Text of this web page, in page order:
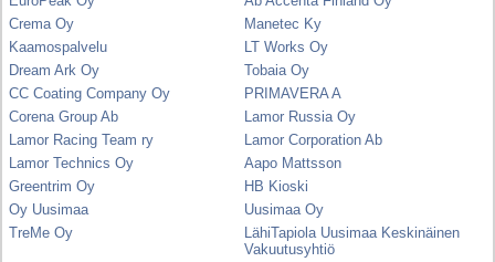
Crema Oy
Manetec Ky
Kaamospalvelu
LT Works Oy
Dream Ark Oy
Tobaia Oy
CC Coating Company Oy
PRIMAVERA A
Corena Group Ab
Lamor Russia Oy
Lamor Racing Team ry
Lamor Corporation Ab
Lamor Technics Oy
Aapo Mattsson
Greentrim Oy
HB Kioski
Oy Uusimaa
Uusimaa Oy
TreMe Oy
LähiTapiola Uusimaa Keskinäinen
Vakuutusyhtiö